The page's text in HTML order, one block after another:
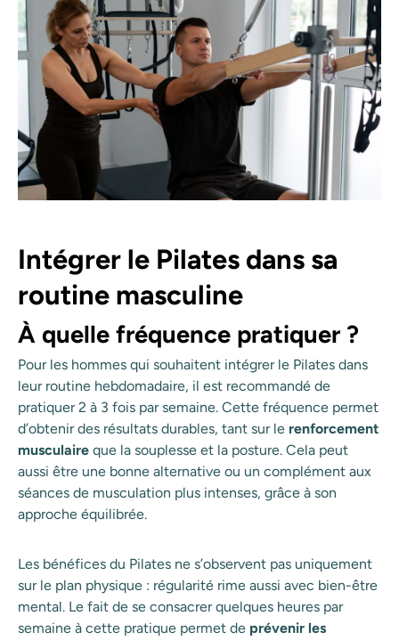
Intégrer le Pilates dans sa
routine masculine
À quelle fréquence pratiquer ?
Pour les hommes qui souhaitent intégrer le Pilates dans
leur routine hebdomadaire, il est recommandé de
pratiquer 2 à 3 fois par semaine. Cette fréquence permet
d’obtenir des résultats durables, tant sur le renforcement
musculaire que la souplesse et la posture. Cela peut
aussi être une bonne alternative ou un complément aux
séances de musculation plus intenses, grâce à son
approche équilibrée.
Les bénéfices du Pilates ne s’observent pas uniquement
sur le plan physique : régularité rime aussi avec bien-être
mental. Le fait de se consacrer quelques heures par
semaine à cette pratique permet de prévenir les